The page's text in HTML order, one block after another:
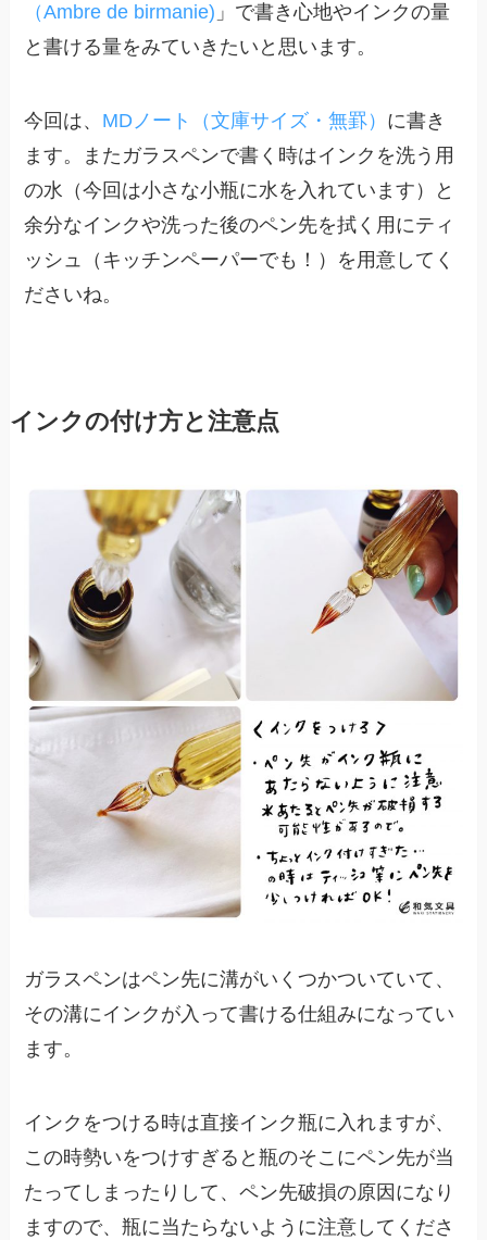
（Ambre de birmanie) 」で書き心地やインクの量
と書ける量をみていきたいと思います。
今回は、 MDノート（文庫サイズ・無罫） に書き
ます。またガラスペンで書く時はインクを洗う用
の水（今回は小さな小瓶に水を入れています）と
余分なインクや洗った後のペン先を拭く用にティ
ッシュ（キッチンペーパーでも！）を用意してく
ださいね。
インクの付け方と注意点
ガラスペンはペン先に溝がいくつかついていて、
その溝にインクが入って書ける仕組みになってい
ます。
インクをつける時は直接インク瓶に入れますが、
この時勢いをつけすぎると瓶のそこにペン先が当
たってしまったりして、ペン先破損の原因になり
ますので、瓶に当たらないように注意してくださ